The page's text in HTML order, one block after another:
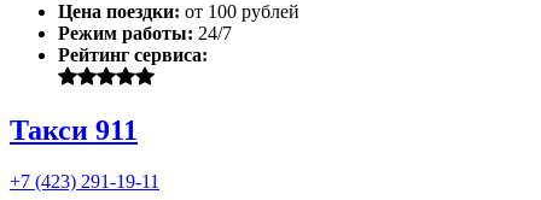
Цена поездки: от 100 рублей
Режим работы: 24/7
Рейтинг сервиса:
Такси 911
+7 (423) 291-19-11